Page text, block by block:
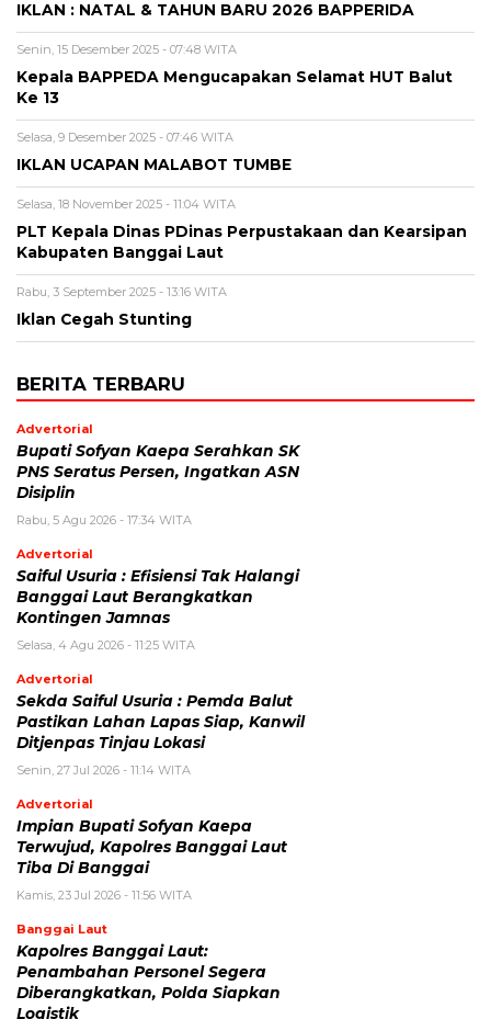
IKLAN : NATAL & TAHUN BARU 2026 BAPPERIDA
Senin, 15 Desember 2025 - 07:48 WITA
Kepala BAPPEDA Mengucapakan Selamat HUT Balut
Ke 13
Selasa, 9 Desember 2025 - 07:46 WITA
IKLAN UCAPAN MALABOT TUMBE
Selasa, 18 November 2025 - 11:04 WITA
PLT Kepala Dinas PDinas Perpustakaan dan Kearsipan
Kabupaten Banggai Laut
Rabu, 3 September 2025 - 13:16 WITA
Iklan Cegah Stunting
BERITA TERBARU
Advertorial
Bupati Sofyan Kaepa Serahkan SK
PNS Seratus Persen, Ingatkan ASN
Disiplin
Rabu, 5 Agu 2026 - 17:34 WITA
Advertorial
Saiful Usuria : Efisiensi Tak Halangi
Banggai Laut Berangkatkan
Kontingen Jamnas
Selasa, 4 Agu 2026 - 11:25 WITA
Advertorial
Sekda Saiful Usuria : Pemda Balut
Pastikan Lahan Lapas Siap, Kanwil
Ditjenpas Tinjau Lokasi
Senin, 27 Jul 2026 - 11:14 WITA
Advertorial
Impian Bupati Sofyan Kaepa
Terwujud, Kapolres Banggai Laut
Tiba Di Banggai
Kamis, 23 Jul 2026 - 11:56 WITA
Banggai Laut
Kapolres Banggai Laut:
Penambahan Personel Segera
Diberangkatkan, Polda Siapkan
Logistik